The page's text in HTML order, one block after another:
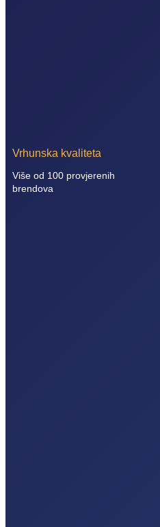
Vrhunska kvaliteta
Više od 100 provjerenih
brendova